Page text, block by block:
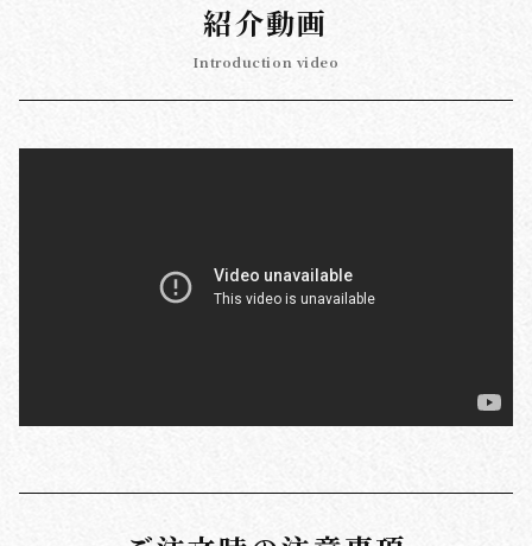
紹介動画
Introduction video